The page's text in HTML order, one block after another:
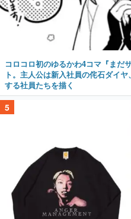
コロコロ初のゆるかわ4コマ『まだ
ト。主人公は新入社員の侘石ダイ
する社員たちを描く
5